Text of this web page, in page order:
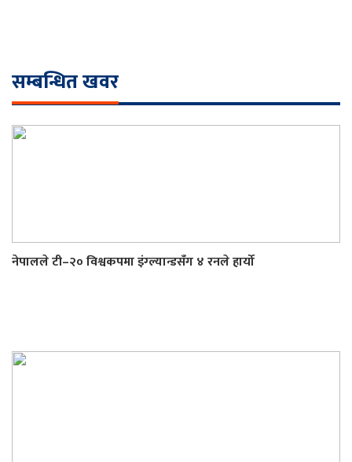
सम्बन्धित खवर
नेपालले टी–२० विश्वकपमा इंग्ल्यान्डसँग ४ रनले हार्यो